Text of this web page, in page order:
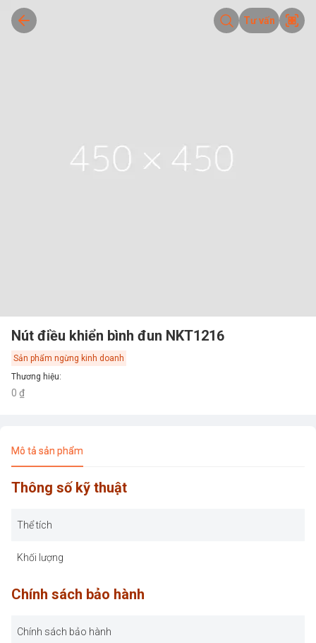
Tư vấn
Nút điều khiển bình đun NKT1216
Sản phẩm ngừng kinh doanh
Thương hiệu:
0 ₫
Mô tả sản phẩm
Thông số kỹ thuật
Thể tích
Khối lượng
Chính sách bảo hành
Chính sách bảo hành